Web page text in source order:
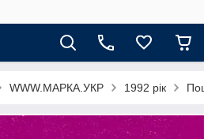
WWW.МАРКА.УКР 1992 рік